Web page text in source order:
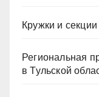
Кружки и секции
Региональная
в Тульской